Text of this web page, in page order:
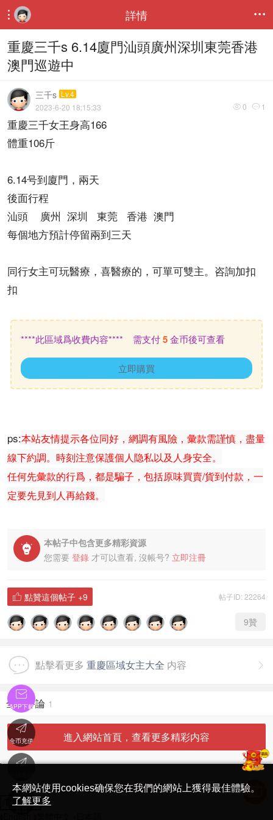
 詳情 
重慶三千s 6.14廈門汕頭廣州深圳東莞香港
澳門巡遊中
三千s Lv.4
 0  1
2023-6-20 18:15:33
重慶三千女王身高166
體重106斤
6.14号到廈門，兩天
後面行程
汕頭 廣州 深圳 東莞 香港 澳門
每個地方預計停留兩到三天
同行女主可玩醫療，喜醫療的，可單可雙主。咨詢加扣
扣
****此區域爲收費内容**** 需支付5金币後可查看
立即購買
ps:本站友情提示各位同好，網調有風險，彙款需謹慎，盡量
線下約調。時刻注意保護個人隐私以及人身安全。
任何先彙款的行爲，都是騙子，包括原味買賣/貨到付款，一
定要先見到人再給錢。

本帖子中包含更多精彩資源
您需要 登錄 才可以查看, 沒帳号? 立即注冊
帖子ID: 22264
 點贊這個帖子 +9
9贊

點擊看更多 重慶區域女主大全 内容
全部評論 1
進入網站首頁，查看更多精彩内容
'
简体中文版
Translate
本網站使用cookies确保您在我們的網站上獲得最佳體驗。
了解更多

APP下載

金币充值

